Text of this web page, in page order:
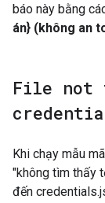
báo này bằng
án} (không an
File not
Khi chạy mẫu
"không tìm thấy
đến